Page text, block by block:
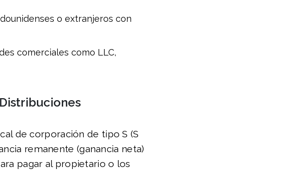
o extranjeros con
comerciales como LLC,
de corporación de tipo S (S
remanente (ganancia neta)
pagar al propietario o los